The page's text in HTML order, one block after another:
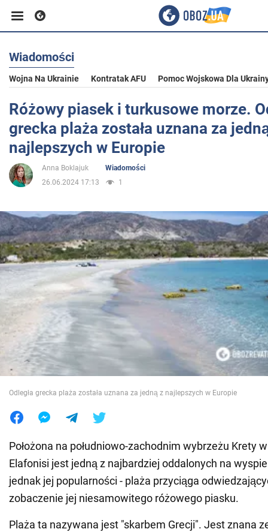
Biznes
Sport
Rozrywka
Życie
Polityka
Społeczeństwo
Wojna na Ukrainie
Świat
Jedzenie
Wiadomości
Wojna Na Ukrainie Kontratak AFU Pomoc Wojskowa Dla
Różowy piasek i turkusowe morze.
grecka plaża została uznana za
najlepszych w Europie
Anna Boklajuk
Wiadomości
26.06.2024 17:13
1
Odległa grecka plaża została uznana za jedną z najlepszych w Europie
Położona na południowo-zachodnim wybrzeżu Krety
Elafonisi jest jedną z najbardziej oddalonych na
jednak jej popularności - plaża przyciąga
zobaczenie jej niesamowitego różowego piasku.
Plaża ta nazywana jest "skarbem Grecji". Jest znana